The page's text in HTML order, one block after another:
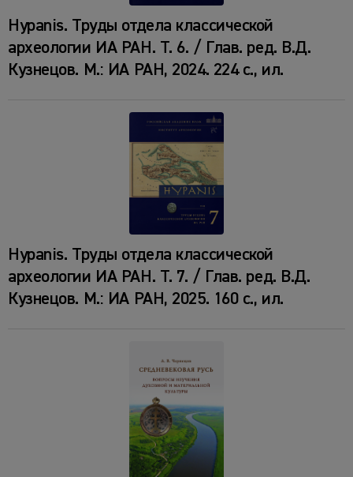
Hypanis. Труды отдела классической
археологии ИА РАН. Т. 6. / Глав. ред. В.Д.
Кузнецов. М.: ИА РАН, 2024. 224 с., ил.
Hypanis. Труды отдела классической
археологии ИА РАН. Т. 7. / Глав. ред. В.Д.
Кузнецов. М.: ИА РАН, 2025. 160 с., ил.